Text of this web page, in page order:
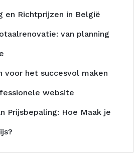
en Richtprijzen in België
van planning
voor het succesvol maken
website
Prijsbepaling: Hoe Maak je